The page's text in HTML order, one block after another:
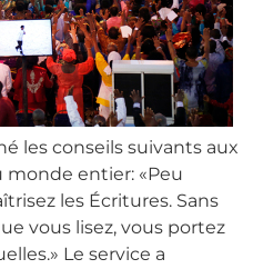
les conseils suivants aux
entier: «Peu
les Écritures. Sans
vous lisez, vous portez
Le service a